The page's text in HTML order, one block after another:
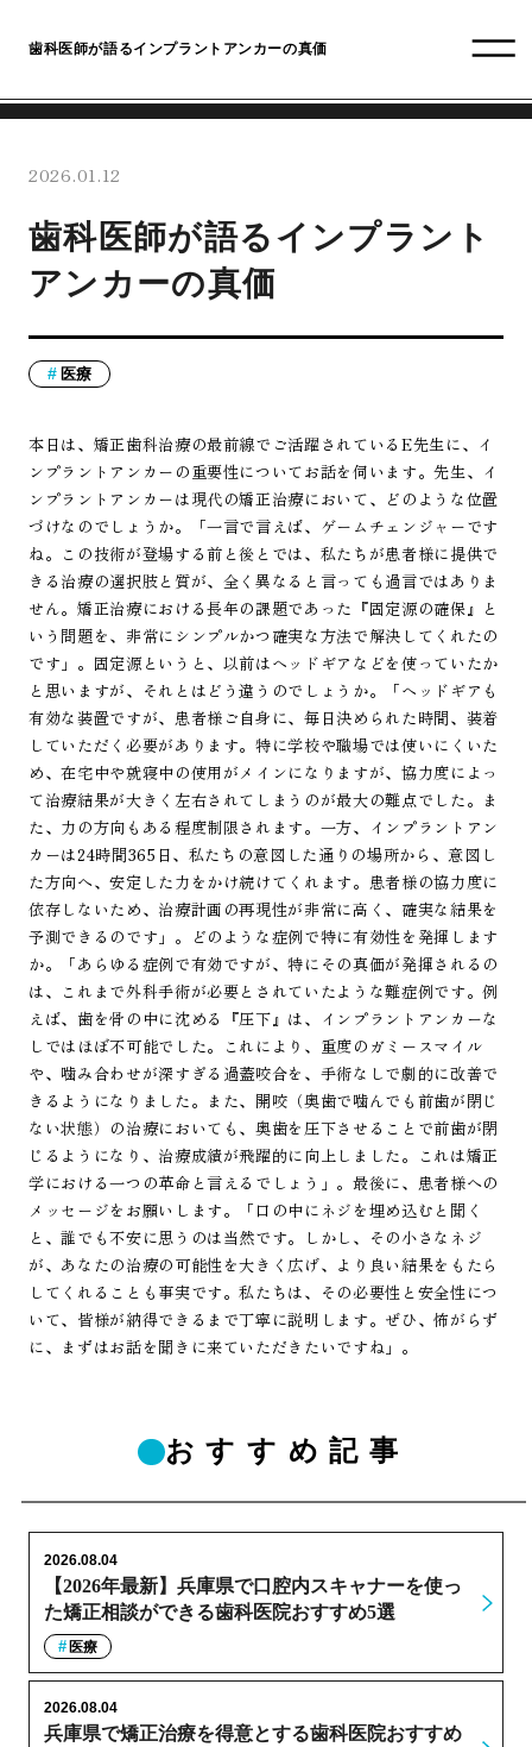
歯科医師が語るインプラントアンカーの真価
2026.01.12
歯科医師が語るインプラント
アンカーの真価
医療
本日は、矯正歯科治療の最前線でご活躍されているE先生に、イ
ンプラントアンカーの重要性についてお話を伺います。先生、イ
ンプラントアンカーは現代の矯正治療において、どのような位置
づけなのでしょうか。「一言で言えば、ゲームチェンジャーです
ね。この技術が登場する前と後とでは、私たちが患者様に提供で
きる治療の選択肢と質が、全く異なると言っても過言ではありま
せん。矯正治療における長年の課題であった『固定源の確保』と
いう問題を、非常にシンプルかつ確実な方法で解決してくれたの
です」。固定源というと、以前はヘッドギアなどを使っていたか
と思いますが、それとはどう違うのでしょうか。「ヘッドギアも
有効な装置ですが、患者様ご自身に、毎日決められた時間、装着
していただく必要があります。特に学校や職場では使いにくいた
め、在宅中や就寝中の使用がメインになりますが、協力度によっ
て治療結果が大きく左右されてしまうのが最大の難点でした。ま
た、力の方向もある程度制限されます。一方、インプラントアン
カーは24時間365日、私たちの意図した通りの場所から、意図し
た方向へ、安定した力をかけ続けてくれます。患者様の協力度に
依存しないため、治療計画の再現性が非常に高く、確実な結果を
予測できるのです」。どのような症例で特に有効性を発揮します
か。「あらゆる症例で有効ですが、特にその真価が発揮されるの
は、これまで外科手術が必要とされていたような難症例です。例
えば、歯を骨の中に沈める『圧下』は、インプラントアンカーな
しではほぼ不可能でした。これにより、重度のガミースマイル
や、噛み合わせが深すぎる過蓋咬合を、手術なしで劇的に改善で
きるようになりました。また、開咬（奥歯で噛んでも前歯が閉じ
ない状態）の治療においても、奥歯を圧下させることで前歯が閉
じるようになり、治療成績が飛躍的に向上しました。これは矯正
学における一つの革命と言えるでしょう」。最後に、患者様への
メッセージをお願いします。「口の中にネジを埋め込むと聞く
と、誰でも不安に思うのは当然です。しかし、その小さなネジ
が、あなたの治療の可能性を大きく広げ、より良い結果をもたら
してくれることも事実です。私たちは、その必要性と安全性につ
いて、皆様が納得できるまで丁寧に説明します。ぜひ、怖がらず
に、まずはお話を聞きに来ていただきたいですね」。
おすすめ記事
【2026年最新】兵庫県で口腔内スキャナーを使っ
た矯正相談ができる歯科医院おすすめ5選
2026.08.04
医療
兵庫県で矯正治療を得意とする歯科医院おすすめ
2026.08.04